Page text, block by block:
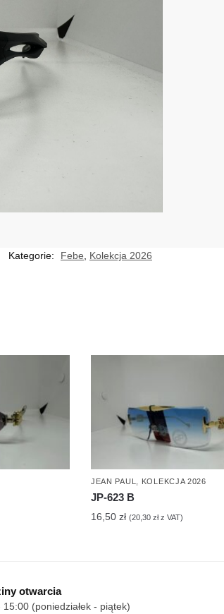
Kategorie: Febe, Kolekcja 2026
JEAN PAUL, KOLEKCJA 2026
JP-623 B
16,50 zł (20,30 złz VAT)
otwarcia
15:00 (poniedziałek - piątek)